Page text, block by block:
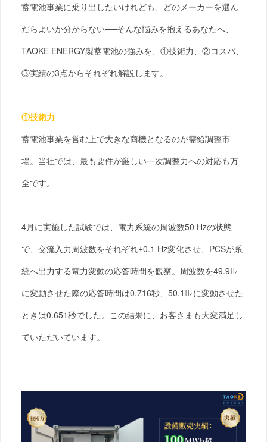
蓄電池事業に乗り出したいけれども、どのメーカーを選ん
だらよいか分からない──そんな悩みを抱えるあなたへ、
TAOKE ENERGY製蓄電池の強みを、①技術力、②コスパ、
③実績の3点からそれぞれ解説します。
①技術力
蓄電池事業を営む上で大きな商機となるのが需給調整市
場。当社では、最も要件が厳しい一次調整力への対応も万
全です。
4月に実施した試験では、電力系統の周波数50 Hzの状態
で、交流入力周波数をそれぞれ±0.1 Hz変化させ、PCSが系
統へ出力する電力変動の応答時間を観察。周波数を49.9㎐
に変動させた際の応答時間は0.716秒、50.1㎐に変動させた
ときは0.651秒でした。この結果に、お客さまも大変満足し
ていただいています。